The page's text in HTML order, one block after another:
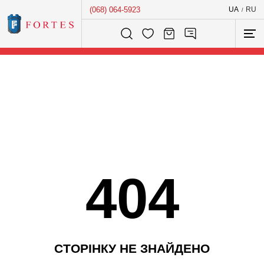
(068) 064-5923 UA / RU
Розумний пошук...
404
СТОРІНКУ НЕ ЗНАЙДЕНО